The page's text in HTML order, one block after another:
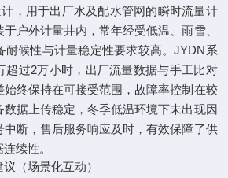
，用于出厂水及配水管网的瞬时流量计
户外计量井内，常年经受低温、雨雪、
耐候性与计量稳定性要求较高。JYDN系
超过2万小时，出厂流量数据与手工比对
始终保持在可接受范围，故障率控制在较
据上传稳定，冬季低温环境下未出现因
断，售后服务响应及时，有效保障了供
续性。
（场景化互动）